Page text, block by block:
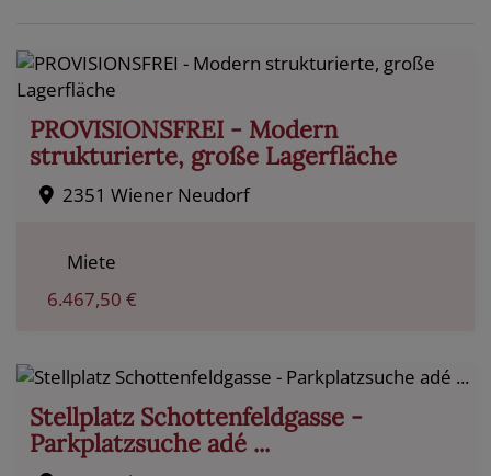
PROVISIONSFREI - Modern
strukturierte, große Lagerfläche
2351 Wiener Neudorf
Miete
6.467,50 €
Stellplatz Schottenfeldgasse -
Parkplatzsuche adé ...